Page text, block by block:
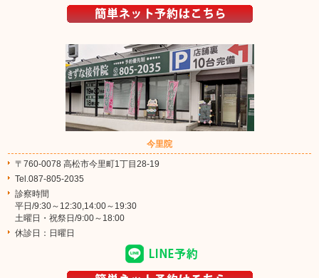
今里院
〒760-0078 高松市今里町1丁目28-19
Tel.087-805-2035
診察時間
平日/9:30～12:30,14:00～19:30
土曜日・祝祭日/9:00～18:00
休診日：日曜日